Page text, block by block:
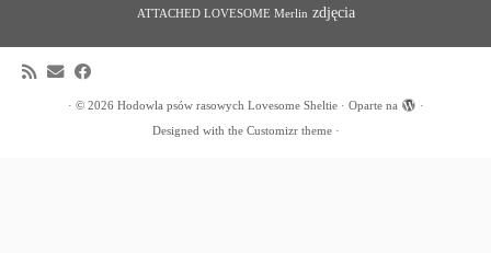
ATTACHED LOVESOME Merlin zdjęcia
· © 2026 Hodowla psów rasowych Lovesome Sheltie· Oparte na
·
Designed with the Customizr theme·